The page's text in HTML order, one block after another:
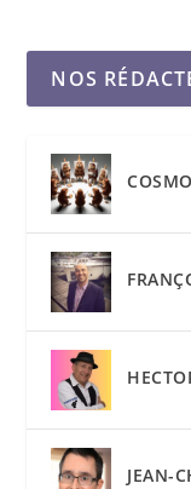
NOS
JEAN-